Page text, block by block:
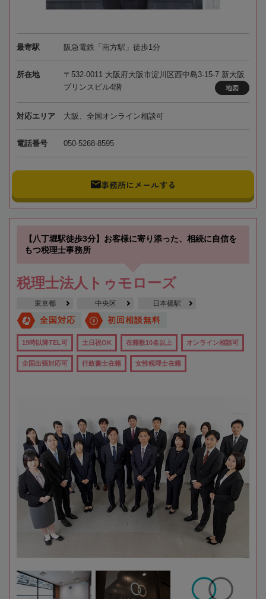
最寄駅 阪急電鉄「南方駅」徒歩1分
所在地
〒532-0011 大阪府大阪市淀川区西中島3-15-7 新大阪
プリンスビル4階
地図
対応エリア 大阪、全国オンライン相談可
電話番号 050-5268-8595
事務所にメールする
【八丁堀駅徒歩3分】お客様に寄り添った、相続に自信を
もつ税理士事務所
税理士法人トゥモローズ
東京都 中央区 日本橋駅
全国対応 初回相談無料
19時以降TEL可 土日祝OK 在籍数10名以上 オンライン相談可
全国出張対応可 行政書士在籍 女性税理士在籍